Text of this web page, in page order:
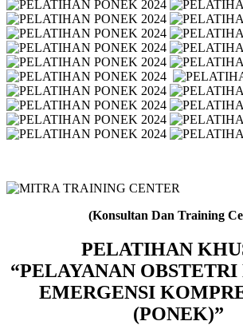
(Konsultan Dan Training
PELATIHAN
“PELAYANAN
EMERGENSI
(PONEK)”